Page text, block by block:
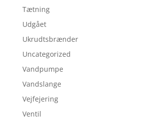
Tætning
Udgået
Ukrudtsbrænder
Uncategorized
Vandpumpe
Vandslange
Vejfejering
Ventil